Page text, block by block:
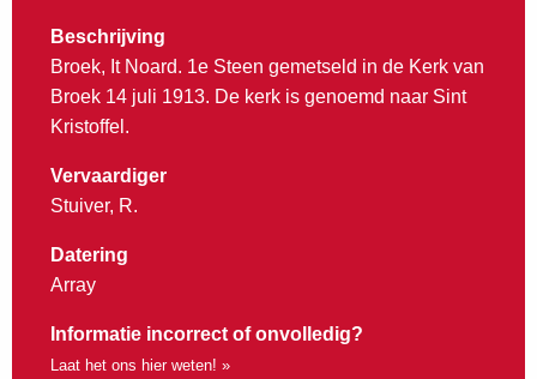
Beschrijving
Broek, It Noard. 1e Steen gemetseld in de Kerk van
Broek 14 juli 1913. De kerk is genoemd naar Sint
Kristoffel.
Vervaardiger
Stuiver, R.
Datering
Array
Informatie incorrect of onvolledig?
Laat het ons hier weten! »